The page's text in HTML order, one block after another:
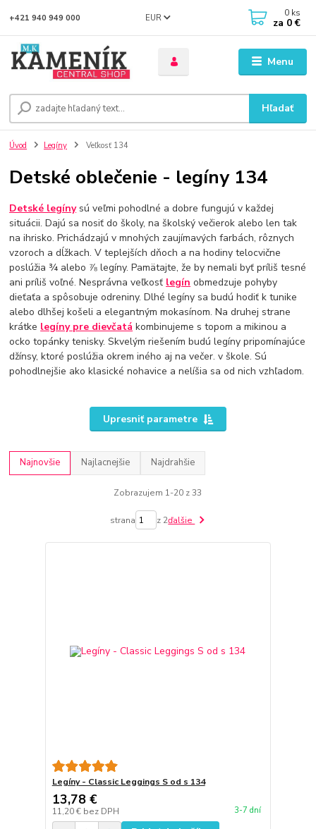
Menu
EUR
Hľadať
+421 940 949 000 0 ks
za 0 €
Úvod Legíny Veľkosť 134
Detské oblečenie - legíny 134
Detské legínysú veľmi pohodlné a dobre fungujú v každej
situácii. Dajú sa nosiť do školy, na školský večierok alebo len tak
na ihrisko. Prichádzajú v mnohých zaujímavých farbách, rôznych
vzoroch a dĺžkach. V teplejších dňoch a na hodiny telocvične
poslúžia ¾ alebo ⅞ legíny. Pamätajte, že by nemali byť príliš tesné
ani príliš voľné. Nesprávna veľkosť legín obmedzuje pohyby
dieťaťa a spôsobuje odreniny. Dlhé legíny sa budú hodiť k tunike
alebo dlhšej košeli a elegantným mokasínom. Na druhej strane
krátke legíny pre dievčatá kombinujeme s topom a mikinou a
ocko topánky tenisky. Skvelým riešením budú legíny pripomínajúce
džínsy, ktoré poslúžia okrem iného aj na večer. v škole. Sú
pohodlnejšie ako klasické nohavice a nelíšia sa od nich vzhľadom.
Upresniť parametre
Najnovšie Najlacnejšie Najdrahšie
Zobrazujem 1-20 z 33
strana z 2ďalšie
Legíny - Classic Leggings S od s 134
13,78 €
11,20 € bez DPH 3-7 dní